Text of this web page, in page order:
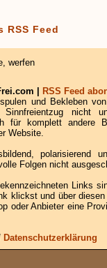
RSS Feed
, werfen
|
RSS Feed
und Bekleben
nicht
für komplett andere
Website.
polarisierend
Folgen nicht
Links
klickst und über
oder Anbieter eine
Datenschutzerklärung